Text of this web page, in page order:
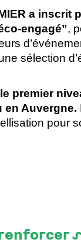
a inscrit
engagé”,
sélection
premier
en Auvergne.
pour